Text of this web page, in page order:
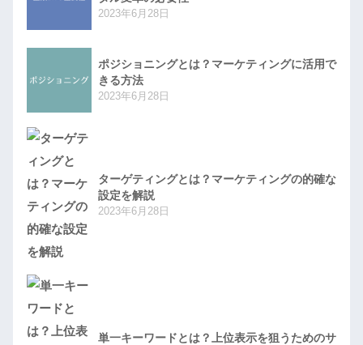
2023年6月28日
ポジショニングとは？マーケティングに活用で
きる方法
2023年6月28日
ターゲティングとは？マーケティングの的確な
設定を解説
2023年6月28日
単一キーワードとは？上位表示を狙うためのサ